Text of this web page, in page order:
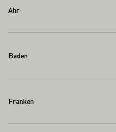
Ahr
Baden
Franken